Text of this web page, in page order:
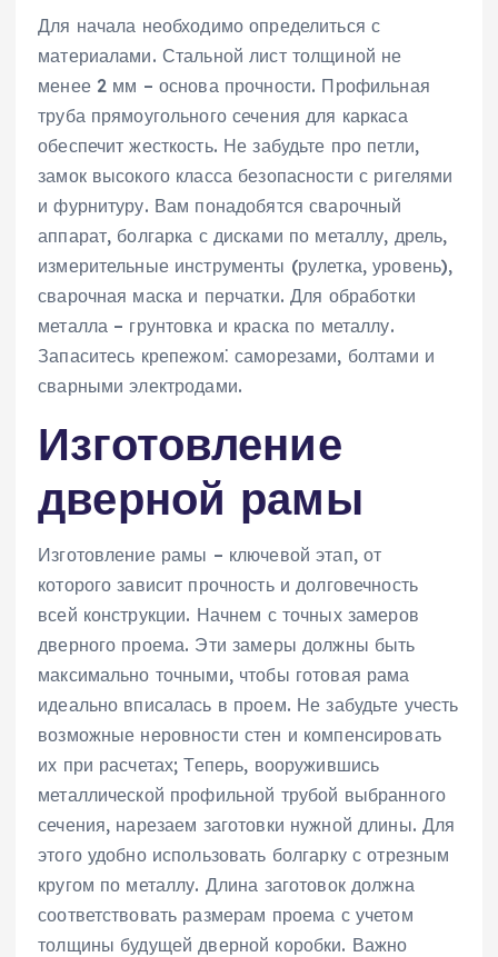
Для начала необходимо определиться с
материалами. Стальной лист толщиной не
менее 2 мм – основа прочности. Профильная
труба прямоугольного сечения для каркаса
обеспечит жесткость. Не забудьте про петли,
замок высокого класса безопасности с ригелями
и фурнитуру. Вам понадобятся сварочный
аппарат, болгарка с дисками по металлу, дрель,
измерительные инструменты (рулетка, уровень),
сварочная маска и перчатки. Для обработки
металла – грунтовка и краска по металлу.
Запаситесь крепежом⁚ саморезами, болтами и
сварными электродами.
Изготовление
дверной рамы
Изготовление рамы – ключевой этап, от
которого зависит прочность и долговечность
всей конструкции. Начнем с точных замеров
дверного проема. Эти замеры должны быть
максимально точными, чтобы готовая рама
идеально вписалась в проем. Не забудьте учесть
возможные неровности стен и компенсировать
их при расчетах; Теперь, вооружившись
металлической профильной трубой выбранного
сечения, нарезаем заготовки нужной длины. Для
этого удобно использовать болгарку с отрезным
кругом по металлу. Длина заготовок должна
соответствовать размерам проема с учетом
толщины будущей дверной коробки. Важно